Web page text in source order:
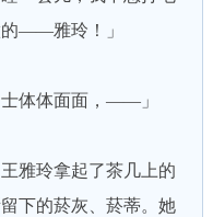
——雅玲！」
体体面面，——」
雅玲拿起了茶几上的
下的菸灰、菸蒂。她